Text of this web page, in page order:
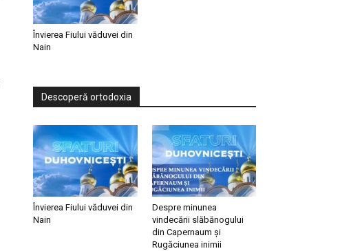
Învierea Fiului văduvei din
Nain
Descoperă ortodoxia
Învierea Fiului văduvei din
Nain
Despre minunea
vindecării slăbănogului
din Capernaum și
Rugăciunea inimii